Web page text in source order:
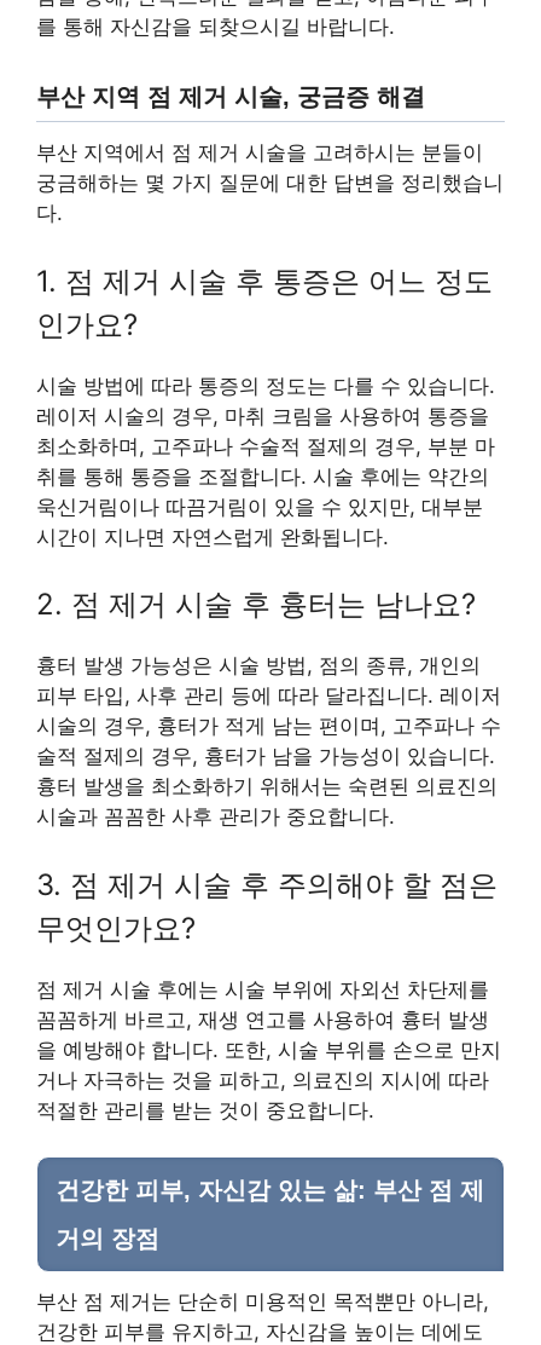
를 통해 자신감을 되찾으시길 바랍니다.
부산 지역 점 제거 시술, 궁금증 해결
부산 지역에서 점 제거 시술을 고려하시는 분들이
궁금해하는 몇 가지 질문에 대한 답변을 정리했습니
다.
1. 점 제거 시술 후 통증은 어느 정도
인가요?
시술 방법에 따라 통증의 정도는 다를 수 있습니다.
레이저 시술의 경우, 마취 크림을 사용하여 통증을
최소화하며, 고주파나 수술적 절제의 경우, 부분 마
취를 통해 통증을 조절합니다. 시술 후에는 약간의
욱신거림이나 따끔거림이 있을 수 있지만, 대부분
시간이 지나면 자연스럽게 완화됩니다.
2. 점 제거 시술 후 흉터는 남나요?
흉터 발생 가능성은 시술 방법, 점의 종류, 개인의
피부 타입, 사후 관리 등에 따라 달라집니다. 레이저
시술의 경우, 흉터가 적게 남는 편이며, 고주파나 수
술적 절제의 경우, 흉터가 남을 가능성이 있습니다.
흉터 발생을 최소화하기 위해서는 숙련된 의료진의
시술과 꼼꼼한 사후 관리가 중요합니다.
3. 점 제거 시술 후 주의해야 할 점은
무엇인가요?
점 제거 시술 후에는 시술 부위에 자외선 차단제를
꼼꼼하게 바르고, 재생 연고를 사용하여 흉터 발생
을 예방해야 합니다. 또한, 시술 부위를 손으로 만지
거나 자극하는 것을 피하고, 의료진의 지시에 따라
적절한 관리를 받는 것이 중요합니다.
건강한 피부, 자신감 있는 삶: 부산 점 제
거의 장점
부산 점 제거는 단순히 미용적인 목적뿐만 아니라,
건강한 피부를 유지하고, 자신감을 높이는 데에도